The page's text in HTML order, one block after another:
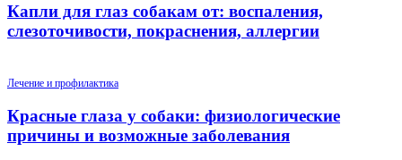
Капли для глаз собакам от: воспаления,
слезоточивости, покраснения, аллергии
Лечение и профилактика
Красные глаза у собаки: физиологические
причины и возможные заболевания